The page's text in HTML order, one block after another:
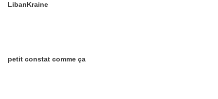
LibanKraine
petit constat comme ça